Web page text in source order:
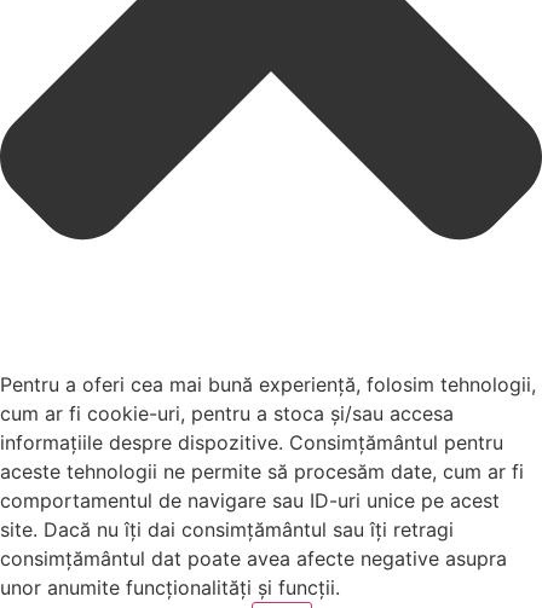
Pentru a oferi cea mai bună experiență, folosim tehnologii,
cum ar fi cookie-uri, pentru a stoca și/sau accesa
informațiile despre dispozitive. Consimțământul pentru
aceste tehnologii ne permite să procesăm date, cum ar fi
comportamentul de navigare sau ID-uri unice pe acest
site. Dacă nu îți dai consimțământul sau îți retragi
consimțământul dat poate avea afecte negative asupra
unor anumite funcționalități și funcții.